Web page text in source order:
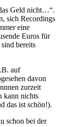
Geld nicht…“.
sich Recordings
eine
Euros für
bereits
auf
davon
zurzeit
kann nichts
das ist schön!).
schon bei der